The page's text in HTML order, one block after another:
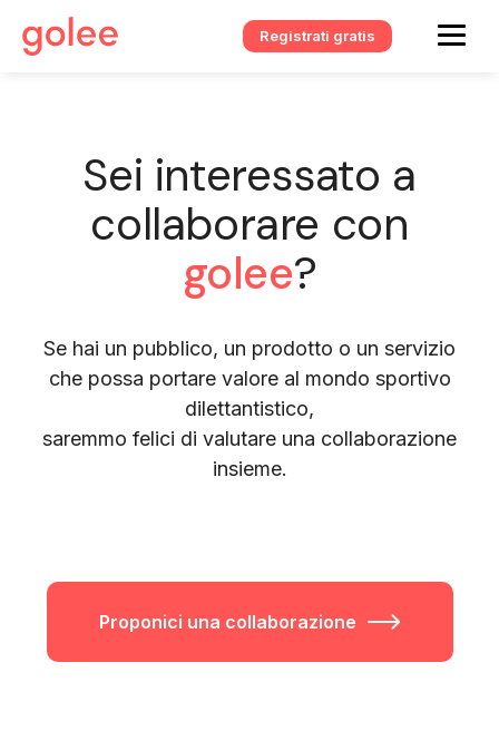
Registrati gratis
Sei interessato a
collaborare con
golee?
Se hai un pubblico, un prodotto o un servizio
che possa portare valore al mondo sportivo
dilettantistico,
saremmo felici di valutare una collaborazione
insieme.
Proponici una collaborazione